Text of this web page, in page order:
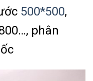
500*500,
phân